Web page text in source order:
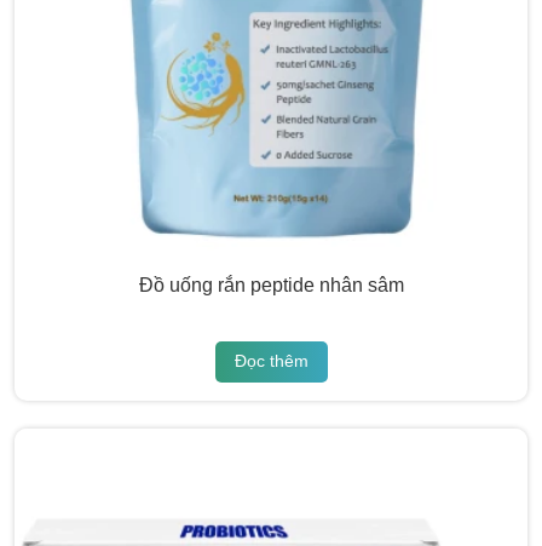
Đồ uống rắn peptide nhân sâm
Đọc thêm